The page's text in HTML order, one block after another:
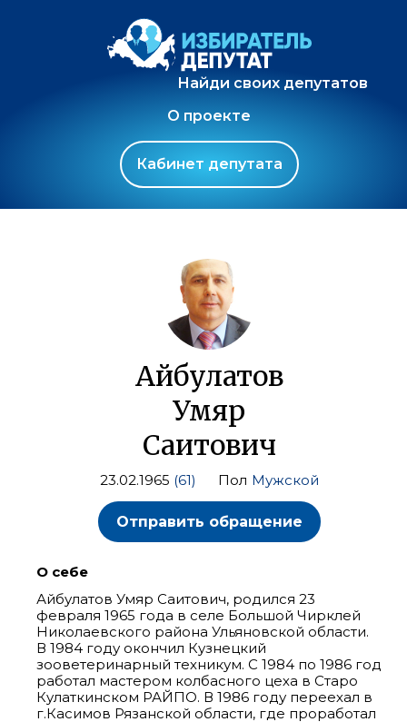
Найди своих депутатов
О проекте
Кабинет депутата
Айбулатов
Умяр
Саитович
23.02.1965 (61) Пол Мужской
Отправить обращение
О себе
Айбулатов Умяр Саитович, родился 23
февраля 1965 года в селе Большой Чирклей
Николаевского района Ульяновской области.
В 1984 году окончил Кузнецкий
зооветеринарный техникум. С 1984 по 1986 год
работал мастером колбасного цеха в Старо
Кулаткинском РАЙПО. В 1986 году переехал в
г.Касимов Рязанской области, где проработал